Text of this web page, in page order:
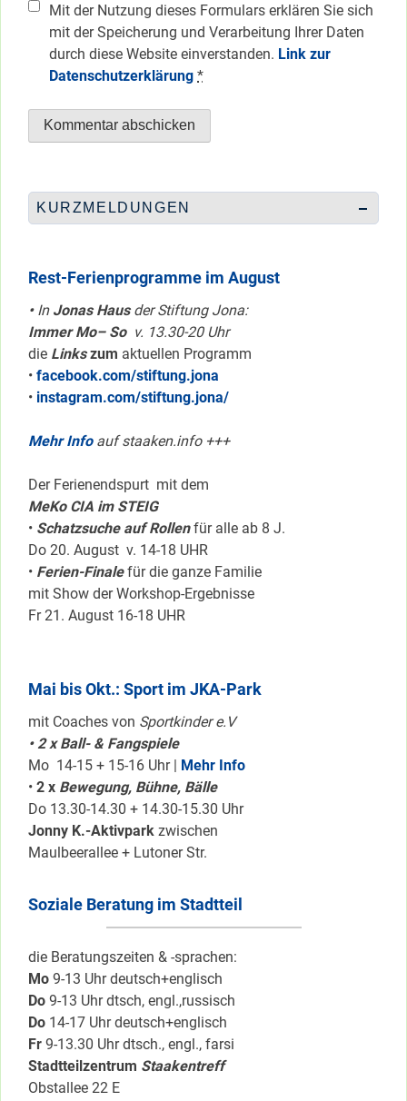
Mit der Nutzung dieses Formulars erklären Sie sich
mit der Speicherung und Verarbeitung Ihrer Daten
durch diese Website einverstanden. Link zur
Datenschutzerklärung *
KURZMELDUNGEN
Rest-Ferienprogramme im August
•InJonas Hausder Stiftung Jona:
Immer Mo– So v. 13.30-20 Uhr
die Linkszum aktuellen Programm
• facebook.com/stiftung.jona
• instagram.com/stiftung.jona/
Mehr Infoauf staaken.info +++
Der Ferienendspurt mit dem
MeKo CIA im STEIG
• Schatzsuche auf Rollenfür alle ab 8 J.
Do 20. August v. 14-18 UHR
• Ferien-Finalefür die ganze Familie
mit Show der Workshop-Ergebnisse
Fr 21. August 16-18 UHR
Mai bis Okt.: Sport im JKA-Park
mit Coaches von Sportkinder e.V
• 2 x Ball- & Fangspiele
Mo 14-15 + 15-16 Uhr | Mehr Info
• 2 x Bewegung, Bühne, Bälle
Do 13.30-14.30 + 14.30-15.30 Uhr
Jonny K.-Aktivpark zwischen
Maulbeerallee + Lutoner Str.
Soziale Beratung im Stadtteil
die Beratungszeiten & -sprachen:
Mo 9-13 Uhr deutsch+englisch
Do 9-13 Uhr dtsch, engl.,russisch
Do 14-17 Uhr deutsch+englisch
Fr 9-13.30 Uhr dtsch., engl., farsi
Stadtteilzentrum Staakentreff
Obstallee 22 E